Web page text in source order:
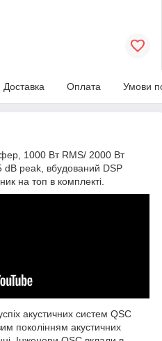
Доставка Оплата Умови
1000 Вт RMS/ 2000 Вт
dB peak, вбудований DSP
на топ в комплекті.
акустичних систем QSC
поколінням акустичних